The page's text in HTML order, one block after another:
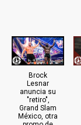
Brock
Lesnar
anuncia su
"retiro",
Grand Slam
México, otra